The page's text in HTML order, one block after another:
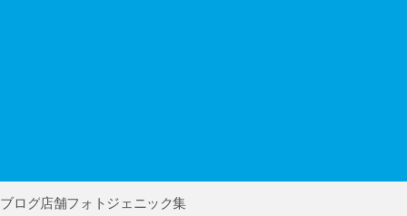
ログ店舗フォトジェニック集